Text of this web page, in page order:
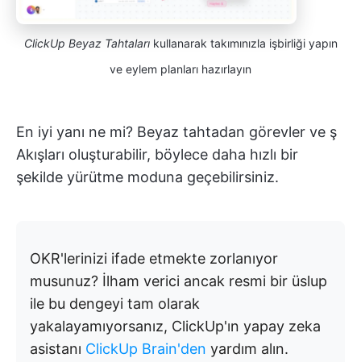
ClickUp Beyaz Tahtalarıkullanarak takımınızla işbirliği yapın
ve eylem planları hazırlayın
En iyi yanı ne mi? Beyaz tahtadan görevler ve ş
Akışları oluşturabilir, böylece daha hızlı bir
şekilde yürütme moduna geçebilirsiniz.
OKR'lerinizi ifade etmekte zorlanıyor
musunuz? İlham verici ancak resmi bir üslup
ile bu dengeyi tam olarak
yakalayamıyorsanız, ClickUp'ın yapay zeka
asistanı ClickUp Brain'den yardım alın.